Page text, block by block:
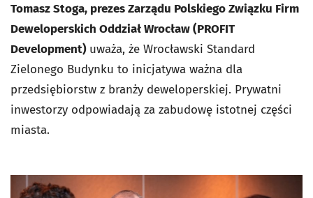
Tomasz Stoga, prezes Zarządu Polskiego Związku Firm
Deweloperskich Oddział Wrocław (PROFIT
Development) uważa, że Wrocławski Standard
Zielonego Budynku to inicjatywa ważna dla
przedsiębiorstw z branży deweloperskiej. Prywatni
inwestorzy odpowiadają za zabudowę istotnej części
miasta.